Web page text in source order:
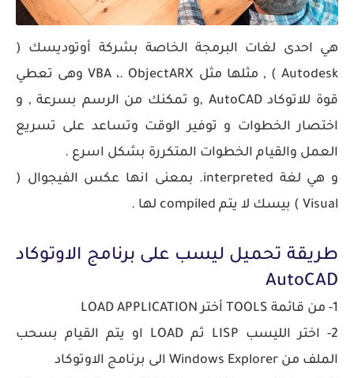
هي احدى لغات البرمجة الخاصة بشركة أوتوديسك (
Autodesk ) , مثلها مثل VBA ،. ObjectARX وهى تعطي
قوة للاتوكاد AutoCAD ,و تمكنك من الرسم بسرعة , و
اختصار الخطوات و توفير الوقت وتساعد على تسريع
العمل والقيام الخطوات المتكررة بشكل اسرع .
و هي لغة interpreted. بمعنى انها عكس الفيجوال (
Visual ) بيسك لا يتم compiled لها .
طريقة تحميل ليسب على برنامج الاوتوكاد
AutoCAD
1- من قائمة TOOLS أختر LOAD APPLICATION
2- اختر الليسب LISP ثم LOAD او يتم القيام بسحب
الملف من Windows Explorer الى برنامج الاوتوكاد